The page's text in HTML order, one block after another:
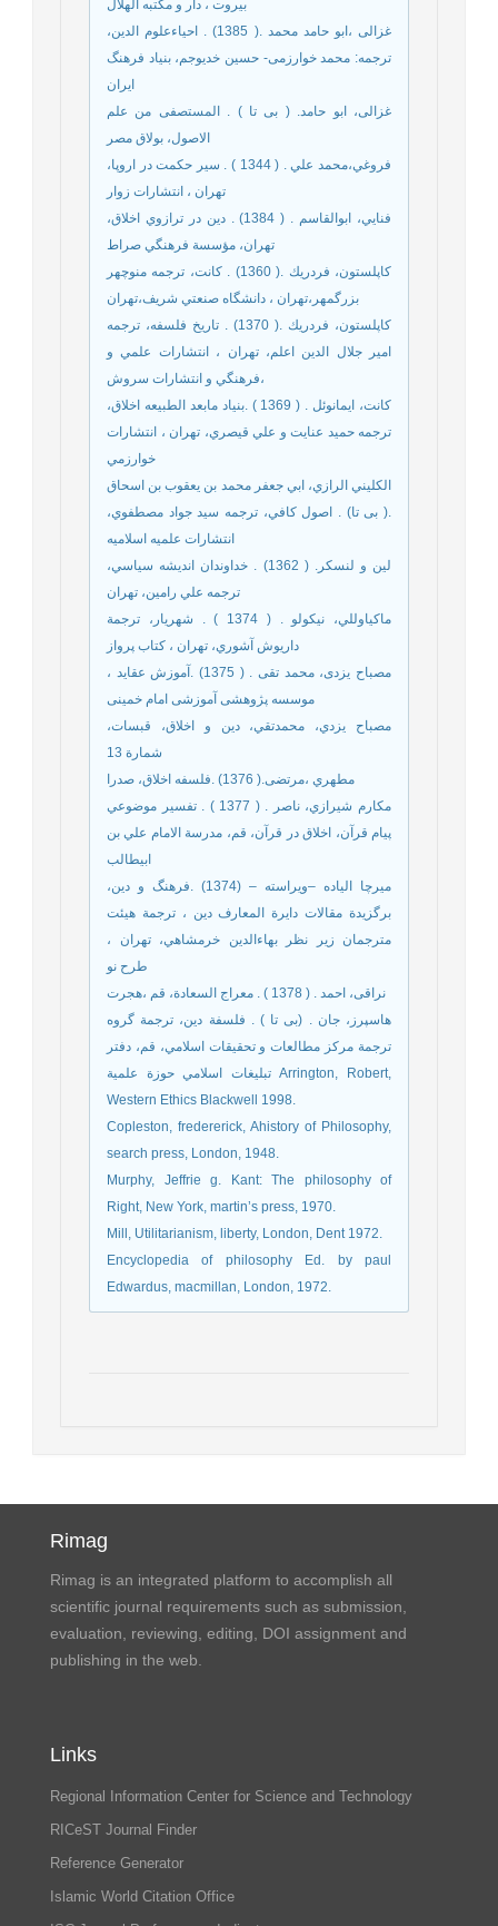
بیروت ، دار و مکتبه الهلال
غزالی ،ابو حامد محمد .( 1385) . احیاءعلوم الدین،
ترجمه: محمد خوارزمی- حسین خدیوجم، بنیاد فرهنگ
ایران
غزالی، ابو حامد. ( بی تا ) . المستصفی من علم
الاصول، بولاق مصر
فروغي،محمد علي . ( 1344 ) . سير حكمت در اروپا،
تهران ، انتشارات زوار
فنايي، ابوالقاسم . ( 1384) . دين در ترازوي اخلاق،
تهران، مؤسسة فرهنگي صراط
كاپلستون، فردريك .( 1360) . كانت، ترجمه منوچهر
بزرگمهر،تهران ، دانشگاه صنعتي شريف،تهران
كاپلستون، فردريك .( 1370) . تاريخ فلسفه، ترجمه
امير جلال الدين اعلم، تهران ، انتشارات علمي و
فرهنگي و انتشارات سروش،
كانت، ايمانوئل . ( 1369 ) .بنياد مابعد الطبيعه اخلاق،
ترجمه حميد عنايت و علي قيصري، تهران ، انتشارات
خوارزمي
الكليني الرازي، ابي جعفر محمد بن يعقوب بن اسحاق
.( بی تا) . اصول كافي، ترجمه سيد جواد مصطفوي،
انتشارات علميه اسلاميه
لين و لنسكر. ( 1362) . خداوندان انديشه سياسي،
ترجمه علي رامين، تهران
ماكياوللي، نيكولو . ( 1374 ) . شهريار، ترجمة
داريوش آشوري، تهران ، كتاب پرواز
مصباح یزدی، محمد تقی . ( 1375) .آموزش عقاید ،
موسسه پژوهشی آموزشی امام خمینی
مصباح يزدي، محمدتقي، دين و اخلاق، قبسات،
شمارة 13
مطهري ،مرتضی.( 1376) .فلسفه اخلاق، صدرا
مکارم شيرازي، ناصر . ( 1377 ) . تفسير موضوعي
پيام قرآن، اخلاق در قرآن، قم، مدرسة الامام علي بن
ابيطالب
میرچا الیاده –ویراسته – (1374) .فرهنگ و دين،
برگزيدة مقالات دايرة المعارف دين ، ترجمة هيئت
مترجمان زير نظر بهاءالدين خرمشاهي، تهران ،
طرح نو
نراقی، احمد . ( 1378 ) . معراج السعادة، قم ،هجرت
هاسپرز، جان . (بی تا ) . فلسفة دين، ترجمة گروه
ترجمة مركز مطالعات و تحقيقات اسلامي، قم، دفتر
تبليغات اسلامي حوزة علمية Arrington, Robert,
Western Ethics Blackwell 1998.
Copleston, fredererick, Ahistory of Philosophy,
search press, London, 1948.
Murphy, Jeffrie g. Kant: The philosophy of
Right, New York, martin’s press, 1970.
Mill, Utilitarianism, liberty, London, Dent 1972.
Encyclopedia of philosophy Ed. by paul
Edwardus, macmillan, London, 1972.
Rimag
Rimag is an integrated platform to accomplish all
scientific journal requirements such as submission,
evaluation, reviewing, editing, DOI assignment and
publishing in the web.
Links
Regional Information Center for Science and Technology
RICeST Journal Finder
Reference Generator
Islamic World Citation Office